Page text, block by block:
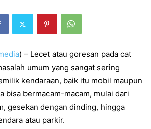
) – Lecet atau goresan pada cat
umum yang sangat sering
kendaraan, baik itu mobil maupun
bisa bermacam-macam, mulai dari
gesekan dengan dinding, hingga
atau parkir.